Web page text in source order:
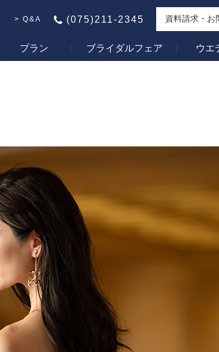
Q&A (075)211-2345 資料請求・お
プラン ブライダルフェア ウエ